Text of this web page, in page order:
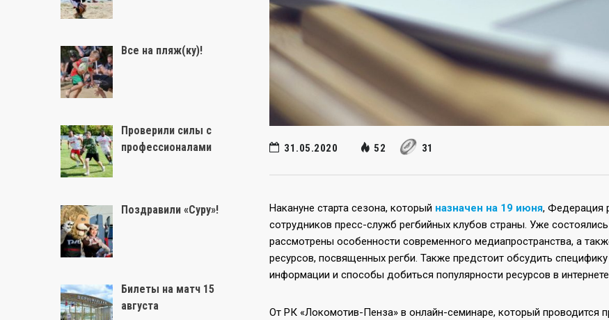
31.05.2020 52 31
Накануне старта сезона, который назначен на 19 июня, Федерация
сотрудников пресс-служб регбийных клубов страны. Уже
рассмотрены особенности современного медиапространства, а
ресурсов, посвященных регби. Также предстоит обсудить
информации и способы добиться популярности ресурсов в
От РК «Локомотив-Пенза» в онлайн-семинаре, который
Все на пляж(ку)!
Проверили силы с
профессионалами
Поздравили «Суру»!
Билеты на матч 15
августа